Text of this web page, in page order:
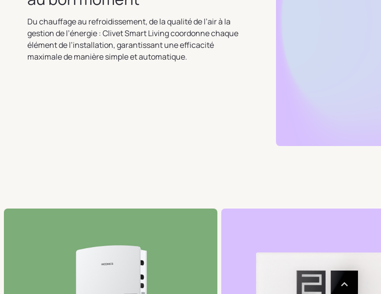
Du chauffage au refroidissement, de la qualité de l’air à la
gestion de l’énergie : Clivet Smart Living coordonne chaque
élément de l’installation, garantissant une efficacité
maximale de manière simple et automatique.